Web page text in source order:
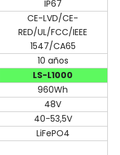
IP67
CE-LVD/CE-
RED/UL/FCC/IEEE
1547/CA65
10 años
LS-L1000
960Wh
48V
40-53,5V
LiFePO4